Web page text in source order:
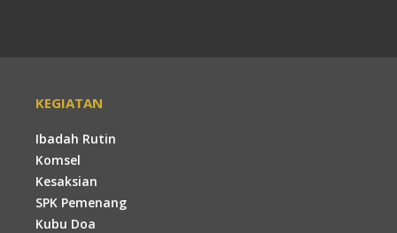
KEGIATAN
Ibadah Rutin
Komsel
Kesaksian
SPK Pemenang
Kubu Doa